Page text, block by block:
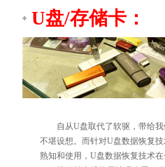
U盘/存储卡：
自从U盘取代了软驱，带给我
不堪设想。而针对U盘数据恢复
熟知和使用，U盘数据恢复技术